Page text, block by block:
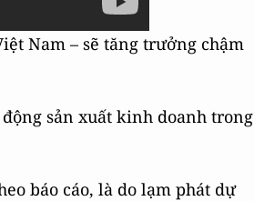
Nam – sẽ tăng trưởng chậm
sản xuất kinh doanh trong
báo cáo, là do lạm phát dự